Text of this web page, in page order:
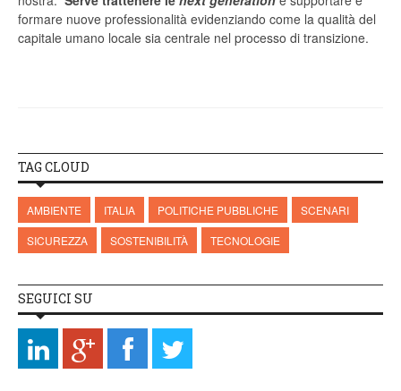
formare nuove professionalità evidenziando come la qualità del
capitale umano locale sia centrale nel processo di transizione.
TAG CLOUD
AMBIENTE ITALIA POLITICHE PUBBLICHE
SCENARI
SICUREZZA
SOSTENIBILITÀ TECNOLOGIE
SEGUICI SU